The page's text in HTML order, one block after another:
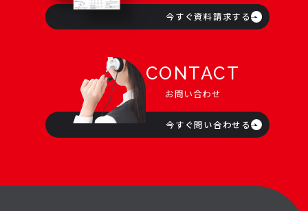
今すぐ資料請求する
CONTACT
お問い合わせ
今すぐ問い合わせる